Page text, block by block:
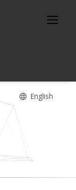
English